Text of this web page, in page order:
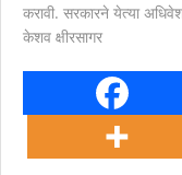
करावी. सरकारने येत्या
केशव क्षीरसागर